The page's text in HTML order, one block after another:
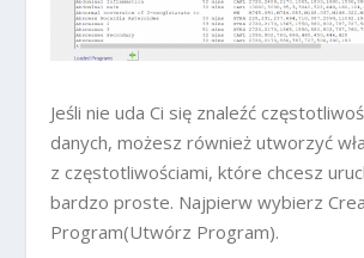
Jeśli nie uda Ci się znaleźć
danych, możesz również utworzyć
z częstotliwościami, które chcesz
bardzo proste. Najpierw wybierz
Program(Utwórz Program).